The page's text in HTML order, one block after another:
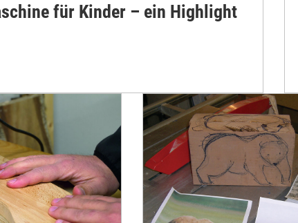
für Kinder – ein Highlight